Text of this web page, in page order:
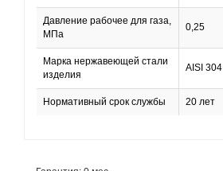
Давление рабочее для газа,
МПа
0,25
Марка нержавеющей стали
изделия
AISI 304
Нормативный срок службы 20 лет